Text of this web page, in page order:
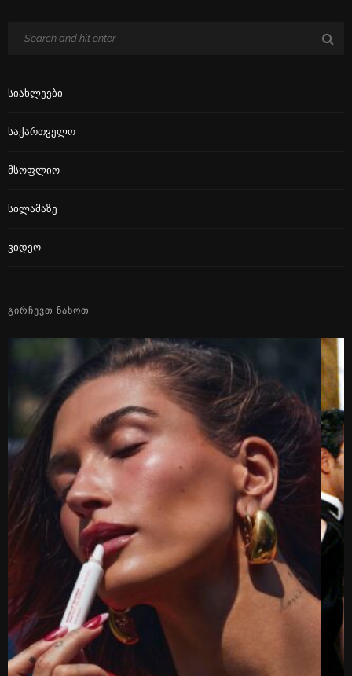
Სიახლეები
Საქართველო
Მსოფლიო
Სილამაზე
Ვიდეო
ᲒᲘᲠᲩᲔᲕᲗ ᲜᲐᲮᲝᲗ